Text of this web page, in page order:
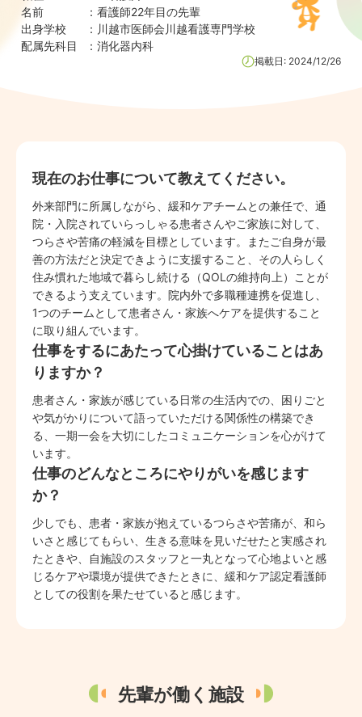
名前
：看護師22年目の先輩
出身学校
： 川越市医師会川越看護専門学校
配属先科目
：消化器内科
掲載日: 2024/12/26
現在のお仕事について教えてください。
外来部門に所属しながら、緩和ケアチームとの兼任で、通
院・入院されていらっしゃる患者さんやご家族に対して、
つらさや苦痛の軽減を目標としています。またご自身が最
善の方法だと決定できように支援すること、その人らしく
住み慣れた地域で暮らし続ける（QOLの維持向上）ことが
できるよう支えています。院内外で多職種連携を促進し、
1つのチームとして患者さん・家族へケアを提供すること
に取り組んでいます。
仕事をするにあたって心掛けていることはあ
りますか？
患者さん・家族が感じている日常の生活内での、困りごと
や気がかりについて語っていただける関係性の構築でき
る、一期一会を大切にしたコミュニケーションを心がけて
います。
仕事のどんなところにやりがいを感じます
か？
少しでも、患者・家族が抱えているつらさや苦痛が、和ら
いさと感じてもらい、生きる意味を見いだせたと実感され
たときや、自施設のスタッフと一丸となって心地よいと感
じるケアや環境が提供できたときに、緩和ケア認定看護師
としての役割を果たせていると感じます。
先輩が働く施設